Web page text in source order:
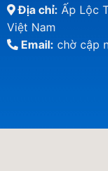
Địa chỉ: Ấp Lộc
Việt Nam
Email: chờ cập